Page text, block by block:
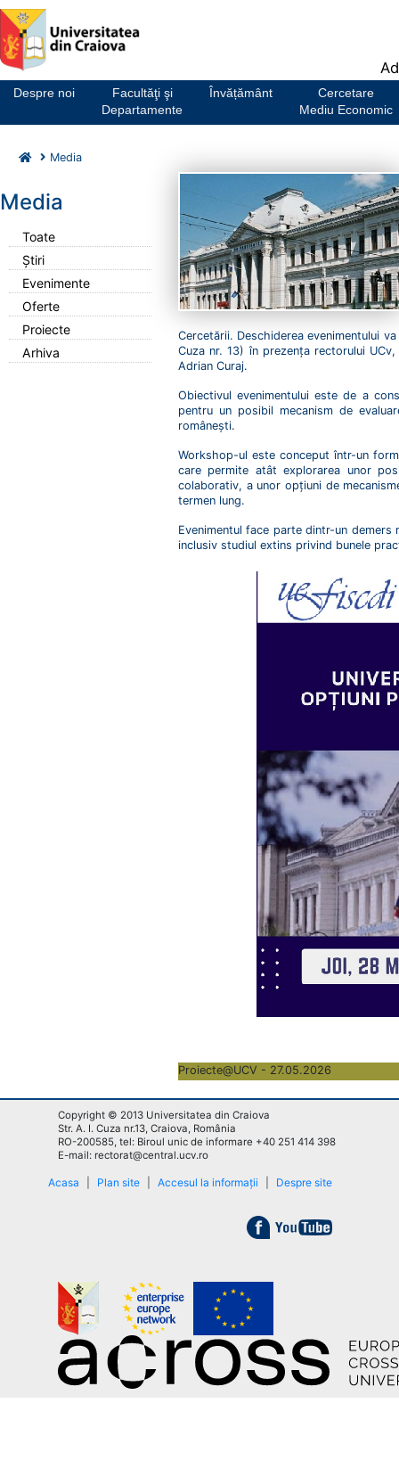
Notă:
Acest
website
un
Despre noi
Facultăţi şi
Departamente
Învățământ
Cercetare
Mediu Economic
Media
Media
Toate
Știri
Evenimente
Oferte
Proiecte
Arhiva
Cercetării. Deschiderea evenimentului
Cuza nr. 13) în prezența rectorului
Adrian Curaj.
Obiectivul evenimentului este de a
pentru un posibil mecanism de
românești.
Workshop-ul este conceput într-un
care permite atât explorarea unor
colaborativ, a unor opțiuni de
termen lung.
Evenimentul face parte dintr-un
inclusiv studiul extins privind bunele
Proiecte@UCV - 27.05.2026
Copyright © 2013 Universitatea din Craiova
Str. A. I. Cuza nr.13, Craiova, România
RO-200585, tel: Biroul unic de informare +40 251 414 398
E-mail: rectorat@central.ucv.ro
Acasa Plan site Accesul la informații Despre site